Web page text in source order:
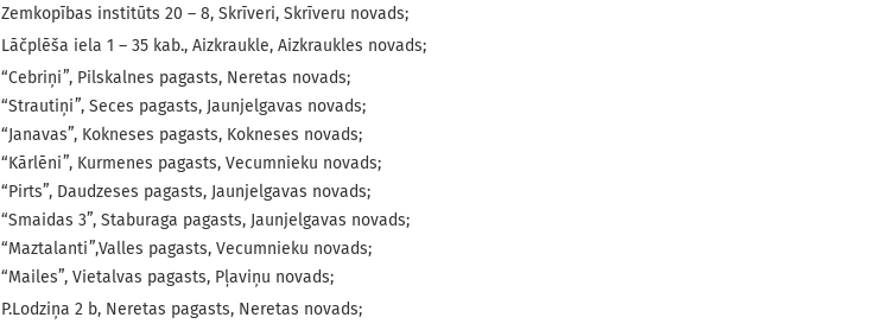
Zemkopības institūts 20 – 8, Skrīveri, Skrīveru novads;
Lāčplēša iela 1 – 35 kab., Aizkraukle, Aizkraukles novads;
“Cebriņi”, Pilskalnes pagasts, Neretas novads;
“Strautiņi”, Seces pagasts, Jaunjelgavas novads;
“Janavas”, Kokneses pagasts, Kokneses novads;
“Kārlēni”, Kurmenes pagasts, Vecumnieku novads;
“Pirts”, Daudzeses pagasts, Jaunjelgavas novads;
“Smaidas 3”, Staburaga pagasts, Jaunjelgavas novads;
“Maztalanti”,Valles pagasts, Vecumnieku novads;
“Mailes”, Vietalvas pagasts, Pļaviņu novads;
P.Lodziņa 2 b, Neretas pagasts, Neretas novads;